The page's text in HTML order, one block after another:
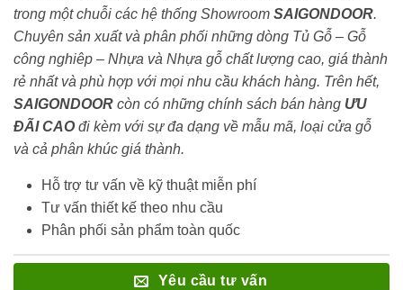
trong một chuỗi các hệ thống Showroom SAIGONDOOR.
Chuyên sản xuất và phân phối những dòng Tủ Gỗ – Gỗ
công nghiêp – Nhựa và Nhựa gỗ chất lượng cao, giá thành
rẻ nhất và phù hợp với mọi nhu cầu khách hàng. Trên hết,
SAIGONDOOR còn có những chính sách bán hàng ƯU
ĐÃI CAOđi kèm với sự đa dạng về mẫu mã, loại cửa gỗ
và cả phân khúc giá thành.
Hỗ trợ tư vấn về kỹ thuật miễn phí
Tư vấn thiết kế theo nhu cầu
Phân phối sản phẩm toàn quốc
Yêu cầu tư vấn